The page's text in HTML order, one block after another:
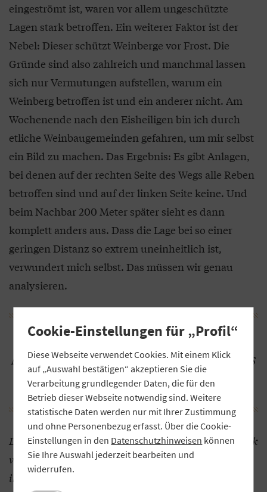
eingeströmt ist, waren vor allem ungeschützte
Lagen stark betroffen. Ein weiterer Faktor ist der
Nebel: Dieser schützt Weinberge vor Frost. Die
Gründe sind also zahlreich und manchmal lassen
sich nur Vermutungen aufstellen, warum ein
Weinberg betroffen ist und ein anderer nicht. Am
Wochenende nach den Eisheiligen bin ich durch
etliche Weinbaugemeinden gefahren, um mir selbst
ein Bild zu machen. Das Ergebnis: Es gibt Anlagen,
bei denen auf der rechten Seite des Wegs alle Reben
betroffen sind und auf der linken Seite keine. Und
beim Nachbar 200 Meter später sieht es dann
komplett anders aus. Dass die Lage bei so einer
geringen Distanz so extrem uneinheitlich ist,
verwundert mich selbst. Das müssen wir genau
analysieren.
„Es ist extrem schwer, die richtige
Maßnahme zur Bekämpfung des Frosts
zu wählen.“
Das letzte Mal war Weinfranken im Jahr 2011 so stark
von Frost betroffen. Haben es die Winzer versäumt,
ihre Reben besser zu schützen?
Cookie-Einstellungen für „Profil“
Diese Webseite verwendet Cookies. Mit einem Klick
auf „Auswahl bestätigen“ akzeptieren Sie die
Verarbeitung grundlegender Daten, die für den
Betrieb dieser Webseite notwendig sind. Weitere
statistische Daten werden nur mit Ihrer Zustimmung
und ohne Personenbezug erfasst. Über die Cookie-
Einstellungen in den Datenschutzhinweisen können
Sie Ihre Auswahl jederzeit bearbeiten und
widerrufen.